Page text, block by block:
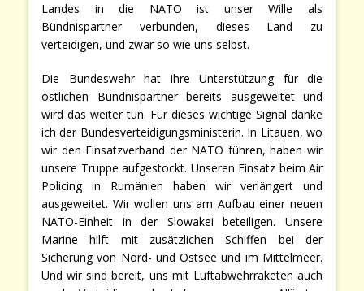
Landes in die NATO ist unser Wille als
Bündnispartner verbunden, dieses Land zu
verteidigen, und zwar so wie uns selbst.
Die Bundeswehr hat ihre Unterstützung für die
östlichen Bündnispartner bereits ausgeweitet und
wird das weiter tun. Für dieses wichtige Signal danke
ich der Bundesverteidigungsministerin. In Litauen, wo
wir den Einsatzverband der NATO führen, haben wir
unsere Truppe aufgestockt. Unseren Einsatz beim Air
Policing in Rumänien haben wir verlängert und
ausgeweitet. Wir wollen uns am Aufbau einer neuen
NATO-Einheit in der Slowakei beteiligen. Unsere
Marine hilft mit zusätzlichen Schiffen bei der
Sicherung von Nord- und Ostsee und im Mittelmeer.
Und wir sind bereit, uns mit Luftabwehrraketen auch